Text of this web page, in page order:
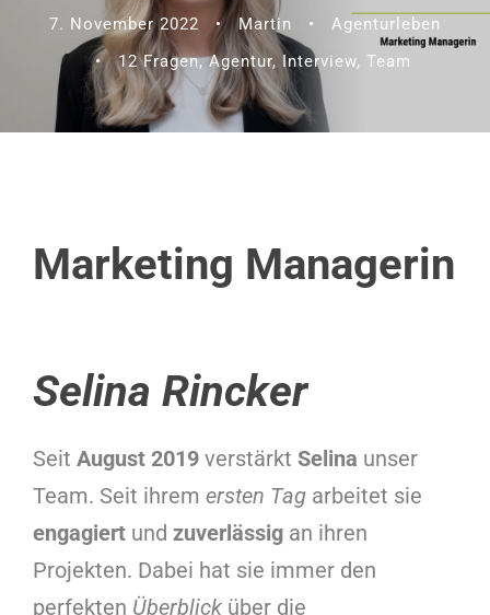
7. November 2022 • Martin •
Agenturleben
•
12 Fragen, Agentur, Interview, Team
Marketing Managerin
Selina Rincker
Seit August 2019 verstärkt Selina unser
Team. Seit ihrem ersten Tag arbeitet sie
engagiert und zuverlässig an ihren
Projekten. Dabei hat sie immer den
perfekten Überblick über die